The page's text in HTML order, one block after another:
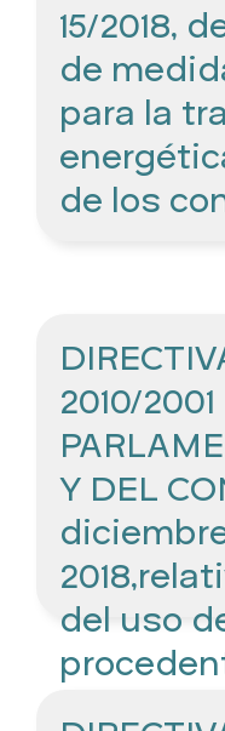
15/2018,
de
para la
de los
2010/
Y DEL
del uso